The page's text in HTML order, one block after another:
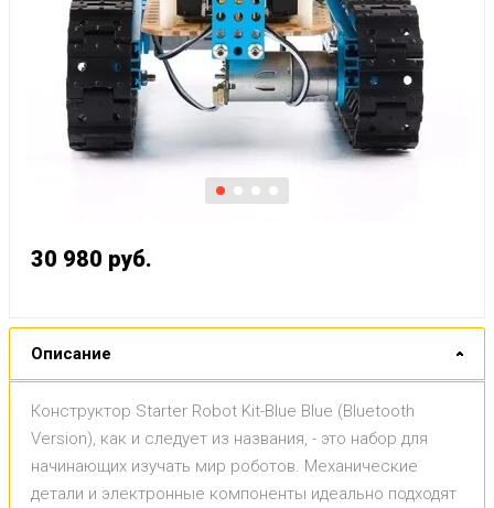
30 980 руб.
Описание
Конструктор Starter Robot Kit-Blue Blue (Bluetooth
Version), как и следует из названия, - это набор для
начинающих изучать мир роботов. Механические
детали и электронные компоненты идеально подходят